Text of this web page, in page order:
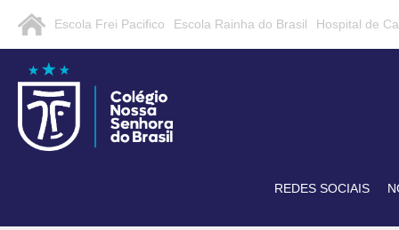
Escola Frei Pacifico Escola Rainha do Brasil Hospital de
REDES SOCIAIS